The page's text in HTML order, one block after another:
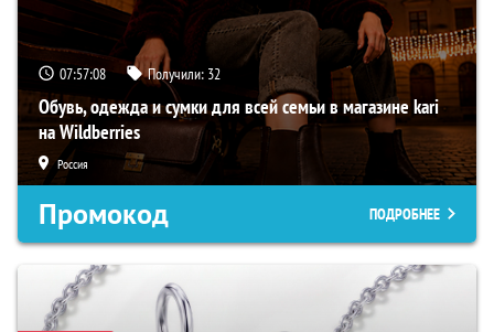
07:57:06 Получили: 32
Обувь, одежда и сумки для всей семьи в магазине kari
на Wildberries
Россия
Промокод ПОДРОБНЕЕ